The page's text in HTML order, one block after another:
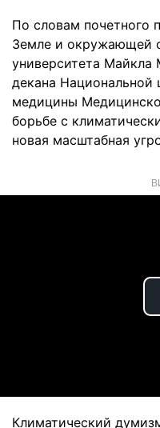
По словам почетного
Земле и окружающей
университета Майкла
декана
медицины
борьбе с
новая масштабная
Климатический